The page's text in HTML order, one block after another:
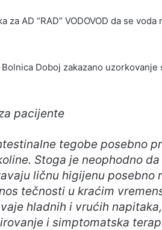
AD “RAD” VODOVOD da se
Doboj zakazano
pacijente
tegobe posebno
Stoga je neophodno
ličnu higijenu posebno
tečnosti u kraćim
hladnih i vrućih
i simptomatska